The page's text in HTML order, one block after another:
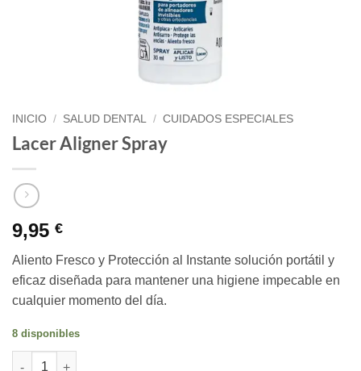
INICIO / SALUD DENTAL / CUIDADOS ESPECIALES
Lacer Aligner Spray
9,95 €
Aliento Fresco y Protección al Instante solución portátil y
eficaz diseñada para mantener una higiene impecable en
cualquier momento del día.
8 disponibles
Lacer Aligner Spray cantidad